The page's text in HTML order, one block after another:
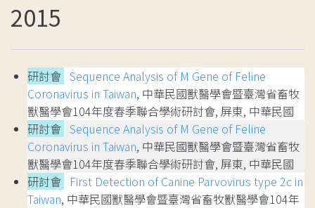
2015
研討會 Sequence Analysis of M Gene of Feline
Coronavirus in Taiwan, 中華民國獸醫學會暨臺灣省畜牧
獸醫學會104年度春季聯合學術研討會, 屏東, 中華民國
研討會 Sequence Analysis of M Gene of Feline
Coronavirus in Taiwan, 中華民國獸醫學會暨臺灣省畜牧
獸醫學會104年度春季聯合學術研討會, 屏東, 中華民國
研討會 First Detection of Canine Parvovirus type 2c in
Taiwan, 中華民國獸醫學會暨臺灣省畜牧獸醫學會104年